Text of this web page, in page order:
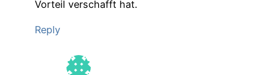
Vorteil verschafft hat.
Reply